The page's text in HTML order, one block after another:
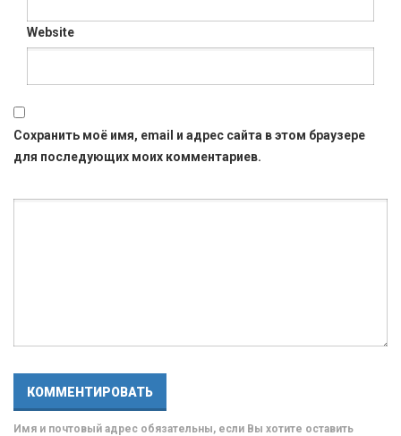
Website
Сохранить моё имя, email и адрес сайта в этом браузере
для последующих моих комментариев.
Имя и почтовый адрес обязательны, если Вы хотите оставить